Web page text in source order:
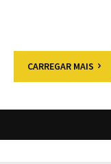
CARREGAR MAIS